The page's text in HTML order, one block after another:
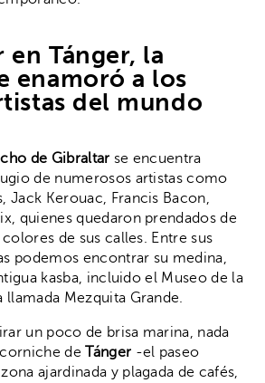
en Tánger, la
enamoró a los
del mundo
de Gibraltar se encuentra
de numerosos artistas como
Jack Kerouac, Francis Bacon,
quienes quedaron prendados de
de sus calles. Entre sus
podemos encontrar su medina,
kasba, incluido el Museo de la
llamada Mezquita Grande.
un poco de brisa marina, nada
de
Tánger -el paseo
ajardinada y plagada de cafés,